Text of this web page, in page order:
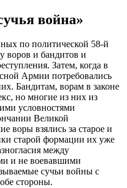
война»
по политической 58-й
воров и бандитов и
Затем, когда в
Армии потребовались
Бандитам, ворам в законе
но многие из них из
условностями
Великой
воры взялись за старое и
старой формации их уже
между
и не воевавшими
сучьи войны с
стороны.